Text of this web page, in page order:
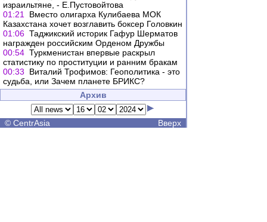
израильтяне, - Е.Пустовойтова
01:21
Вместо олигарха Кулибаева МОК
Казахстана хочет возглавить боксер Головкин
01:06 Таджикский историк Гафур Шерматов
награжден российским Орденом Дружбы
00:54 Туркменистан впервые раскрыл
статистику по проституции и ранним бракам
00:33
Виталий Трофимов: Геополитика - это
судьба, или Зачем планете БРИКС?
Архив
© CentrAsia Вверх